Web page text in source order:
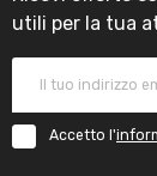
utili per la tua
Accetto l'